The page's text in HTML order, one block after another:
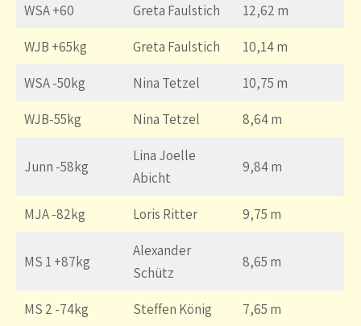
WSA +60 Greta Faulstich 12,62 m
WJB +65kg Greta Faulstich 10,14 m
WSA -50kg Nina Tetzel 10,75 m
WJB-55kg Nina Tetzel 8,64 m
Junn -58kg
Lina Joelle
Abicht
9,84 m
MJA -82kg Loris Ritter 9,75 m
MS 1 +87kg
Alexander
Schütz
8,65 m
MS 2 -74kg Steffen König 7,65 m